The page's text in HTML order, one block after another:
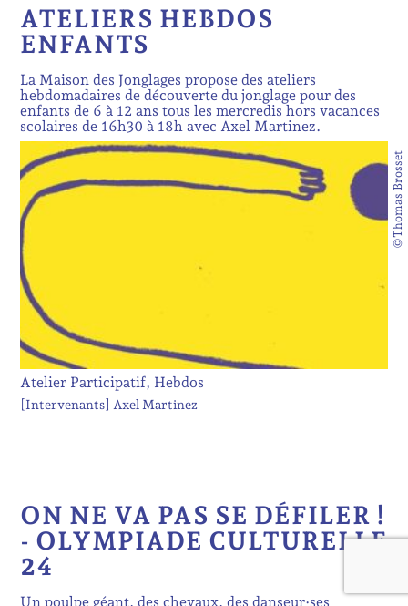
ATELIERS HEBDOS
ENFANTS
La Maison des Jonglages propose des ateliers
hebdomadaires de découverte du jonglage pour des
enfants de 6 à 12 ans tous les mercredis hors vacances
scolaires de 16h30 à 18h avec Axel Martinez.
©Thomas Brosset
Atelier Participatif, Hebdos
[Intervenants] Axel Martinez
ON NE VA PAS SE DÉFILER !
- OLYMPIADE CULTURELLE
24
Un poulpe géant, des chevaux, des danseur·ses